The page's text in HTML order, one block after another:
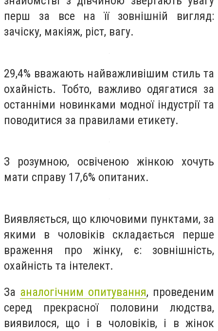
перш за все на її зовнішній вигляд:
зачіску, макіяж, ріст, вагу.
29,4% вважають найважливішим стиль та
охайність. Тобто, важливо одягатися за
останніми новинками модної індустрії та
поводитися за правилами етикету.
З розумною, освіченою жінкою хочуть
мати справу 17,6% опитаних.
Виявляється, що ключовими пунктами, за
якими в чоловіків складається перше
враження про жінку, є: зовнішність,
охайність та інтелект.
За аналогічним опитування, проведеним
серед прекрасної половини людства,
виявилося, що і в чоловіків, і в жінок